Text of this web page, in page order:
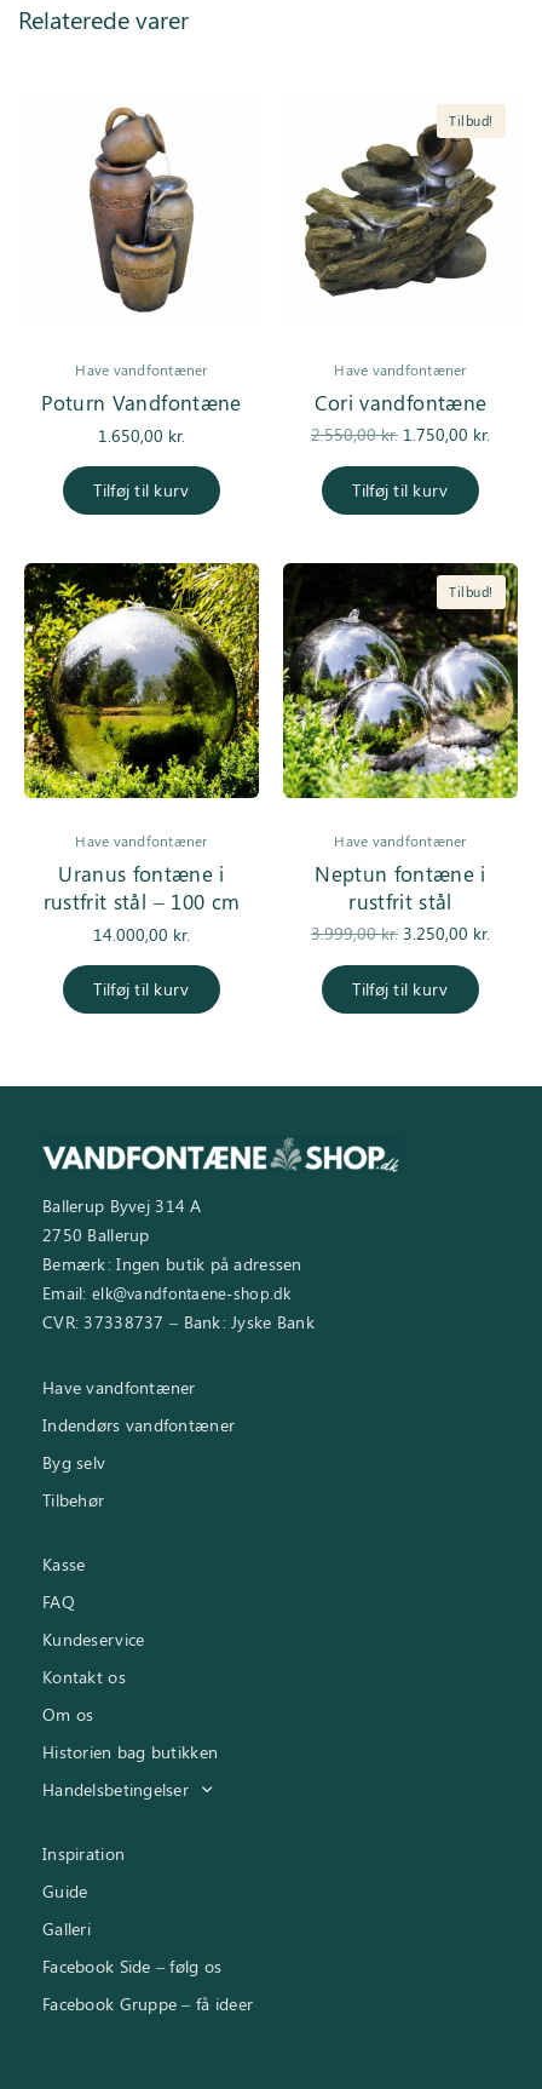
Relaterede varer
Have vandfontæner
Poturn Vandfontæne
1.650,00 kr.
Tilføj til kurv
Tilbud!
Have vandfontæner
Cori vandfontæne
2.550,00kr.
Den
pris var:
2.550,00 kr..
1.750,00 kr.
Tilføj til kurv
Have vandfontæner
Uranus fontæne i
rustfrit stål – 100 cm
14.000,00 kr.
Tilføj til kurv
Tilbud!
Have vandfontæner
Neptun fontæne i
rustfrit stål
3.999,00kr.
Den
pris var:
3.999,00 kr..
3.250,00 kr.
Tilføj til kurv
Ballerup Byvej 314 A
2750 Ballerup
Bemærk: Ingen butik på adressen
Email: elk@vandfontaene-shop.dk
CVR: 37338737 – Bank: Jyske Bank
Have vandfontæner
Indendørs vandfontæner
Byg selv
Tilbehør
Kasse
FAQ
Kundeservice
Kontakt os
Om os
Historien bag butikken
Handelsbetingelser
Inspiration
Guide
Galleri
Facebook Side – følg os
Facebook Gruppe – få ideer